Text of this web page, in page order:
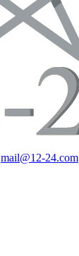
mail@12-24.com